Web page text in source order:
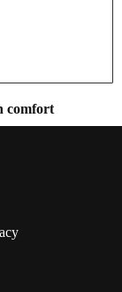
comfort